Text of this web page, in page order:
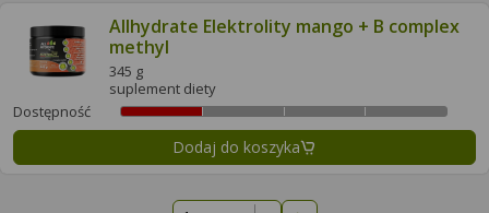
Allhydrate Elektrolity mango + B complex
methyl
345 g
suplement diety
Dostępność
Dodaj do koszyka